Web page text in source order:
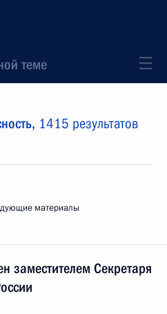
теме
1415 результатов
материалы
заместителем Секретаря